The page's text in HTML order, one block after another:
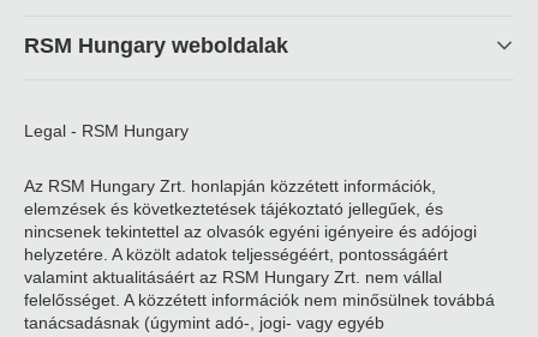
RSM Hungary weboldalak
Legal - RSM Hungary
Az RSM Hungary Zrt. honlapján közzétett információk,
elemzések és következtetések tájékoztató jellegűek, és
nincsenek tekintettel az olvasók egyéni igényeire és adójogi
helyzetére. A közölt adatok teljességéért, pontosságáért
valamint aktualitásáért az RSM Hungary Zrt. nem vállal
felelősséget. A közzétett információk nem minősülnek továbbá
tanácsadásnak (úgymint adó-, jogi- vagy egyéb